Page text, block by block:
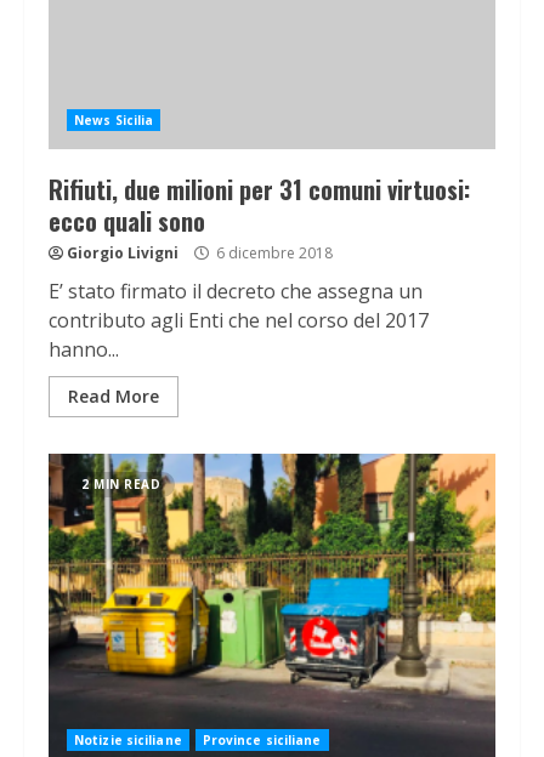
News Sicilia
Rifiuti, due milioni per 31 comuni virtuosi:
ecco quali sono
Giorgio Livigni 6 dicembre 2018
E’ stato firmato il decreto che assegna un
contributo agli Enti che nel corso del 2017
hanno...
Read More
2 MIN READ
Notizie siciliane Province siciliane